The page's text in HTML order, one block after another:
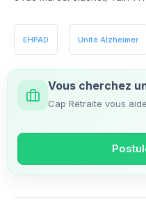
EHPAD Unité Alzheimer
Vous cherchez
Cap Retraite vous